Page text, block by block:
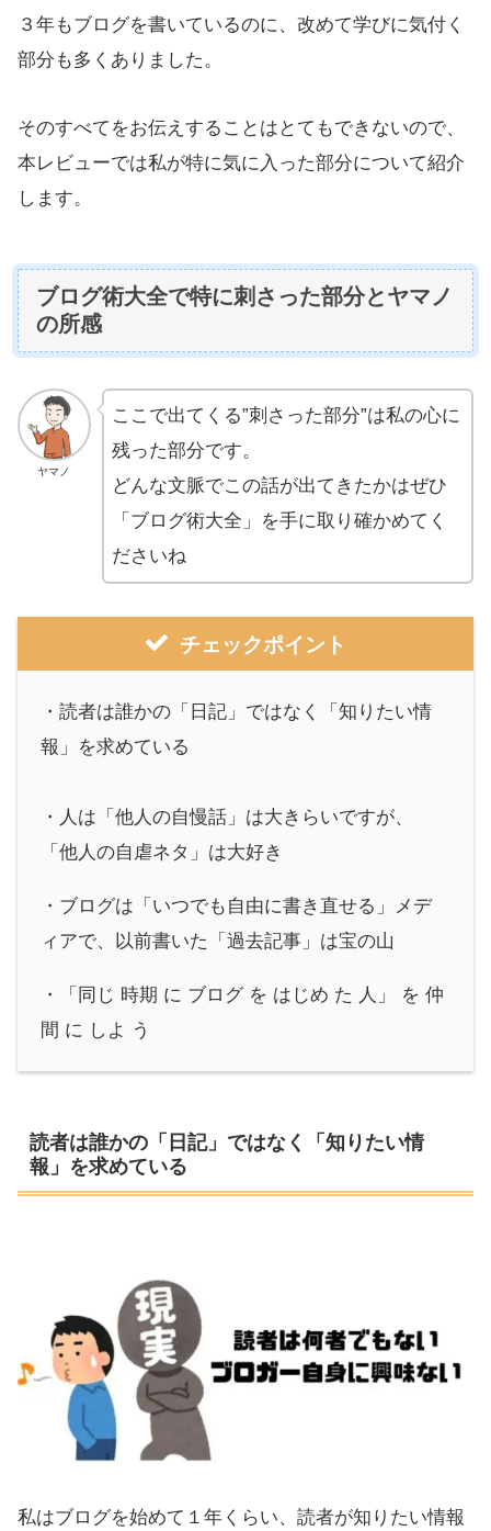
３年もブログを書いているのに、改めて学びに気付く
部分も多くありました。
そのすべてをお伝えすることはとてもできないので、
本レビューでは私が特に気に入った部分について紹介
します。
ブログ術大全で特に刺さった部分とヤマノ
の所感
ヤマノ
ここで出てくる”刺さった部分”は私の心に
残った部分です。
どんな文脈でこの話が出てきたかはぜひ
「ブログ術大全」を手に取り確かめてく
ださいね
チェックポイント
・読者は誰かの「日記」ではなく「知りたい情
報」を求めている
・人は「他人の自慢話」は大きらいですが、
「他人の自虐ネタ」は大好き
・ブログは「いつでも自由に書き直せる」メデ
ィアで、以前書いた「過去記事」は宝の山
・「同じ 時期 に ブログ を はじめ た 人」 を 仲
間 に しよ う
読者は誰かの「日記」ではなく「知りたい情
報」を求めている
私はブログを始めて１年くらい、読者が知りたい情報